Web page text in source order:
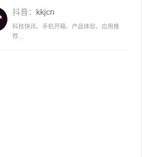
抖音： kkjcn
科技快讯、手机开箱、产品体验、应用推
荐...